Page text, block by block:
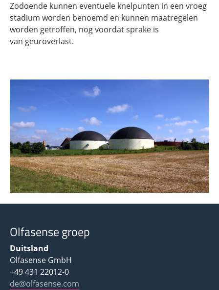
Zodoende kunnen eventuele knelpunten in een vroeg
stadium worden benoemd en kunnen maatregelen
worden getroffen, nog voordat sprake is
van geuroverlast.
Olfasense groep
Duitsland
Olfasense GmbH
+49 431 22012-0
de@olfasense.com